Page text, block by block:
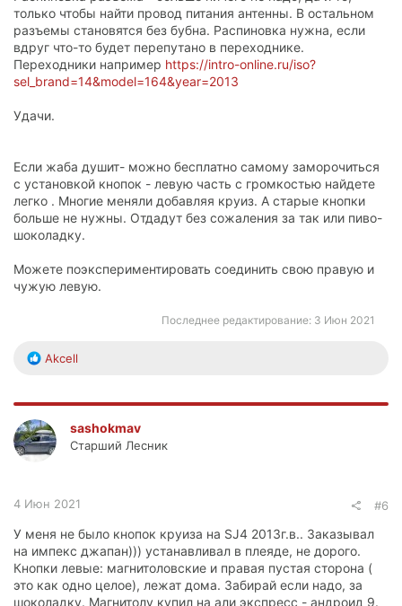
только чтобы найти провод питания антенны. В остальном
разъемы становятся без бубна. Распиновка нужна, если
вдруг что-то будет перепутано в переходнике.
Переходники например https://intro-online.ru/iso?
sel_brand=14&model=164&year=2013
Удачи.
Если жаба душит- можно бесплатно самому заморочиться
с установкой кнопок - левую часть с громкостью найдете
легко . Многие меняли добавляя круиз. А старые кнопки
больше не нужны. Отдадут без сожаления за так или пиво-
шоколадку.
Можете поэкспериментировать соединить свою правую и
чужую левую.
Последнее редактирование: 3 Июн 2021
Р
к
ц
и
и
Akcell
sashokmav
Старший Лесник
4 Июн 2021 #6
У меня не было кнопок круиза на SJ4 2013г.в.. Заказывал
на импекс джапан))) устанавливал в плеяде, не дорого.
Кнопки левые: магнитоловские и правая пустая сторона (
это как одно целое), лежат дома. Забирай если надо, за
шоколадку. Магнитолу купил на али экспресс - андроид 9.